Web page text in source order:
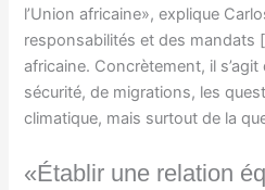
l’Union africaine», explique
responsabilités et des mandats
africaine. Concrètement, il
sécurité, de migrations, les
climatique, mais surtout de la
«Établir une relation